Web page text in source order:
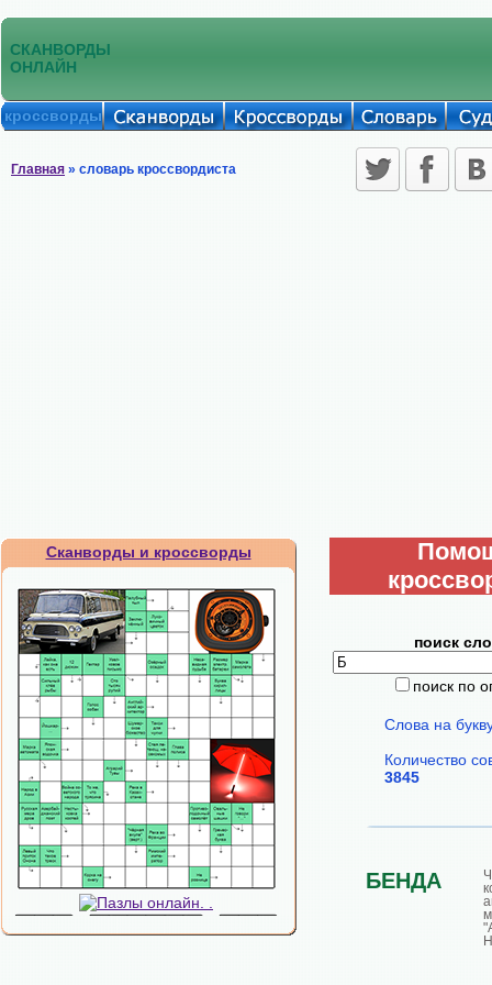
СКАНВОРДЫ
ОНЛАЙН
кроссворды
Главная » словарь кроссвордиста
Сканворды и кроссворды
поиск
поиск по
Слова на
Количество
3845
БЕНДА